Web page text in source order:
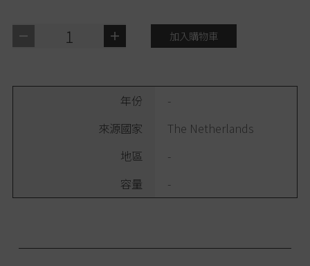
1 加入購物車
年份
-
來源國家
The Netherlands
地區
-
容量
-